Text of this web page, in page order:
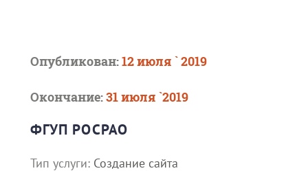
Опубликован:12 июля ` 2019
Окончание:31 июля `2019
ФГУП РОСРАО
Тип услуги: Создание сайта